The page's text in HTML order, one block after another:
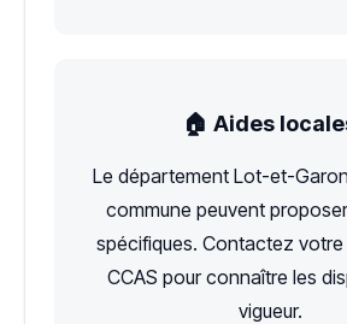
🏠 Aides
Le département Lot-et-
commune peuvent
spécifiques. Contactez votre
CCAS pour connaître les
vigueur.